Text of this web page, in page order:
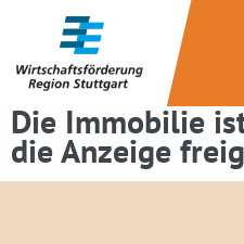
Die Immobilie
die Anzeige